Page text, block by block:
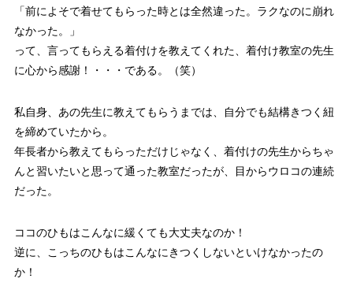
「前によそで着せてもらった時とは全然違った。ラクなのに崩れ
なかった。」
って、言ってもらえる着付けを教えてくれた、着付け教室の先生
に心から感謝！・・・である。（笑）
私自身、あの先生に教えてもらうまでは、自分でも結構きつく紐
を締めていたから。
年長者から教えてもらっただけじゃなく、着付けの先生からちゃ
んと習いたいと思って通った教室だったが、目からウロコの連続
だった。
ココのひもはこんなに緩くても大丈夫なのか！
逆に、こっちのひもはこんなにきつくしないといけなかったの
か！